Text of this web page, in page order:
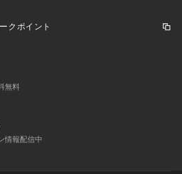
の自由な発想を取り入れ、日本独自
り登録をおススメ】
録
早くブランドの情報を受け取ること
クポイント
無料
情報配信中